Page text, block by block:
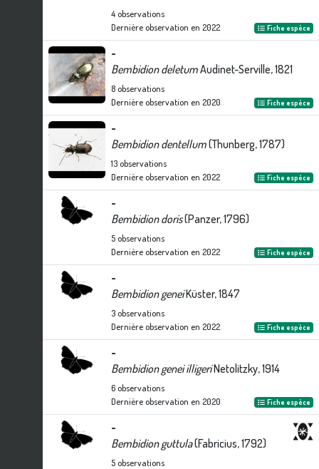
4observations
Dernière observation en 2022 Fiche espèce
-
Bembidion deletumAudinet-Serville, 1821
8observations
Dernière observation en 2020 Fiche espèce
-
Bembidion dentellum(Thunberg, 1787)
13observations
Dernière observation en 2022 Fiche espèce
-
Bembidion doris(Panzer, 1796)
5observations
Dernière observation en 2022 Fiche espèce
-
Bembidion geneiKüster, 1847
3observations
Dernière observation en 2022 Fiche espèce
-
Bembidion genei illigeriNetolitzky, 1914
6observations
Dernière observation en 2020 Fiche espèce
-
Bembidion guttula(Fabricius, 1792)
5observations